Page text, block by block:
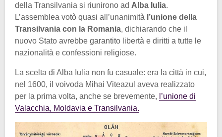
della Transilvania si riunirono ad Alba Iulia.
L’assemblea votò quasi all’unanimità l’unione della
Transilvania con la Romania, dichiarando che il
nuovo Stato avrebbe garantito libertà e diritti a tutte le
nazionalità e confessioni religiose.
La scelta di Alba Iulia non fu casuale: era la città in cui,
nel 1600, il voivoda Mihai Viteazul aveva realizzato
per la prima volta, anche se brevemente, l’unione di
Valacchia, Moldavia e Transilvania.